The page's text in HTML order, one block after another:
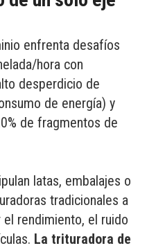
enfrenta desafíos
hora con
desperdicio de
de energía) y
de fragmentos de
latas, embalajes o
tradicionales a
rendimiento, el ruido
La trituradora de